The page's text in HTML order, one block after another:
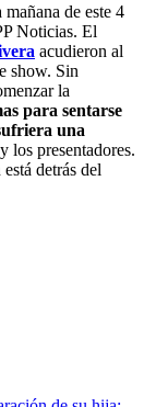
de este 4
Noticias. El
acudieron al
show. Sin
la
para sentarse
una
y los presentadores.
detrás del